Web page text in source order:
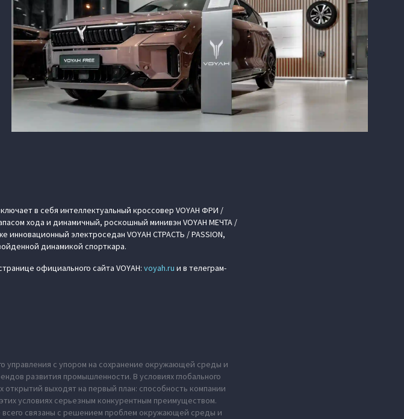
в себя интеллектуальный кроссовер VOYAH ФРИ /
хода и динамичный, роскошный минивэн VOYAH МЕЧТА /
инновационный электроседан VOYAH СТРАСТЬ / PASSION,
динамикой спорткара.
официального сайта VOYAH: voyah.ru и в телеграм-
управления с упором на сохранение окружающей среды и
развития промышленности. В условиях глобального
открытий выходят на первый план: способность компании
условиях серьезным конкурентным преимуществом.
связаны с решением проблем окружающей среды и